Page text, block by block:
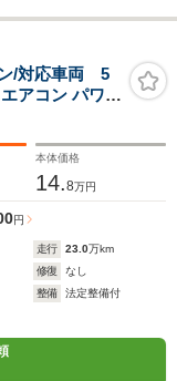
/対応車両 5
アコン パワス
本体価格
14.8万円
円
走行 23.0万km
修復
なし
整備
法定整備付